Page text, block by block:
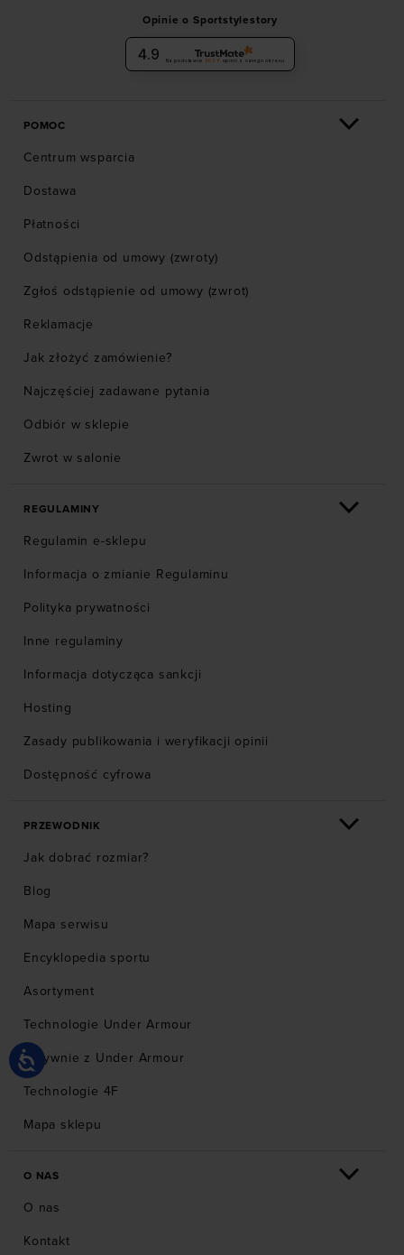
Opinie o Sportstylestory
4.9 Na podstawie 6036 opinii z całego okresu
POMOC
Centrum wsparcia
Dostawa
Płatności
Odstąpienia od umowy (zwroty)
Zgłoś odstąpienie od umowy (zwrot)
Reklamacje
Jak złożyć zamówienie?
Najczęściej zadawane pytania
Odbiór w sklepie
Zwrot w salonie
REGULAMINY
Regulamin e-sklepu
Informacja o zmianie Regulaminu
Polityka prywatności
Inne regulaminy
Informacja dotycząca sankcji
Hosting
Zasady publikowania i weryfikacji opinii
Dostępność cyfrowa
PRZEWODNIK
Jak dobrać rozmiar?
Blog
Mapa serwisu
Encyklopedia sportu
Asortyment
Technologie Under Armour
Aktywnie z Under Armour
Technologie 4F
Mapa sklepu
O NAS
O nas
Kontakt